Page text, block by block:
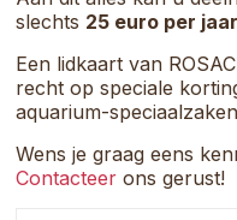
slechts 25 euro per
Een lidkaart van
recht op speciale
aquarium-
Wens je graag eens
Contacteer ons gerust!